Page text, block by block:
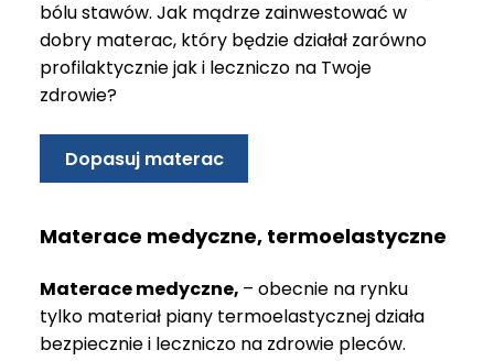
bólu stawów. Jak mądrze zainwestować w
dobry materac, który będzie działał zarówno
profilaktycznie jak i leczniczo na Twoje
zdrowie?
Dopasuj materac
Materace medyczne, termoelastyczne
Materace medyczne, – obecnie na rynku
tylko materiał piany termoelastycznej działa
bezpiecznie i leczniczo na zdrowie pleców.